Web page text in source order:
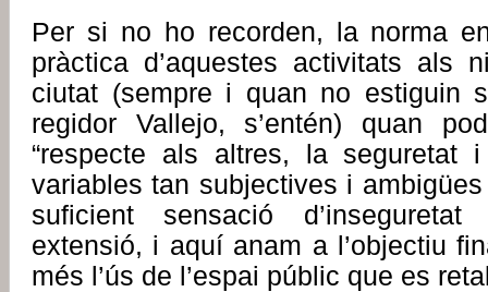
Per si no ho recorden, la norma
pràctica d’aquestes activitats als
ciutat (sempre i quan no estiguin
regidor Vallejo, s’entén) quan
“respecte als altres, la seguretat i
variables tan subjectives i
suficient sensació
extensió, i aquí anam a l’objectiu
més l’ús de l’espai públic que es